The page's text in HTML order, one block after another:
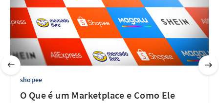
shopee
O Que é um Marketplace e Como Ele